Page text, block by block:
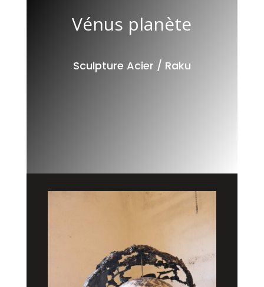
Vénus planète
Sculpture Acier / Raku